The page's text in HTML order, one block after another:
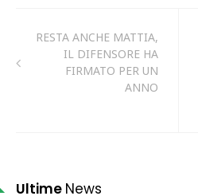
RESTA ANCHE MATTIA,
IL DIFENSORE HA
FIRMATO PER UN
ANNO
Ultime News